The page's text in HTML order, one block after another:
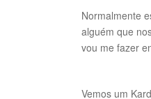
Normalmente
alguém que
vou me fazer
Vemos um